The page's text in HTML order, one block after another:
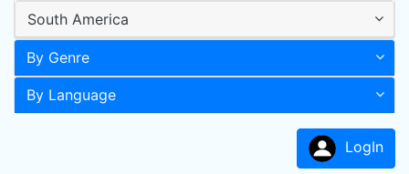
South America
By Genre
By Language
LogIn